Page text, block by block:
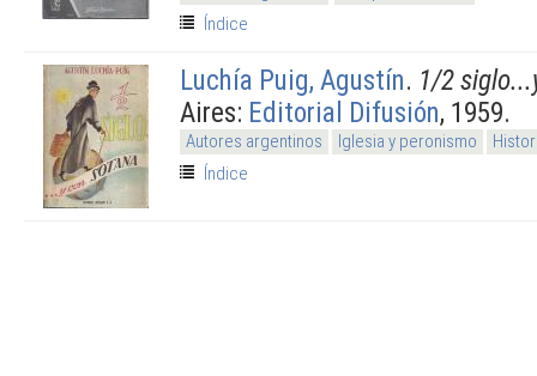
Índice
Luchía Puig, Agustín. 1/2
Aires: Editorial Difusión, 1959.
Autores argentinos Iglesia y peronismo
Índice